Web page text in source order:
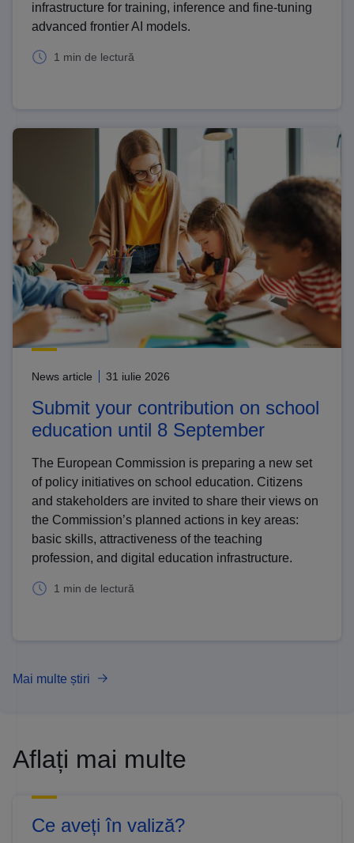
infrastructure for training, inference and fine-tuning
advanced frontier AI models.
1 min de lectură
News article 31 iulie 2026
Submit your contribution on school
education until 8 September
The European Commission is preparing a new set
of policy initiatives on school education. Citizens
and stakeholders are invited to share their views on
the Commission’s planned actions in key areas:
basic skills, attractiveness of the teaching
profession, and digital education infrastructure.
1 min de lectură
Mai multe știri
Aflați mai multe
Ce aveți în valiză?